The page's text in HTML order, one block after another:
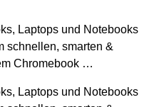
Laptops und Notebooks
schnellen, smarten &
Chromebook …
Laptops und Notebooks